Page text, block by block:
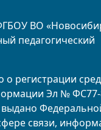
ВО
педагогический
о регистрации
Эл № ФС77-
выдано
связи,